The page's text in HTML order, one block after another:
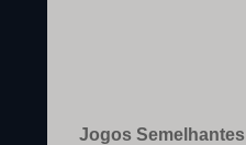
Jogos Semelhantes